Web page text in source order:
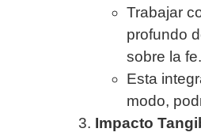
Trabajar
profundo
sobre la fe.
Esta
modo,
Impacto